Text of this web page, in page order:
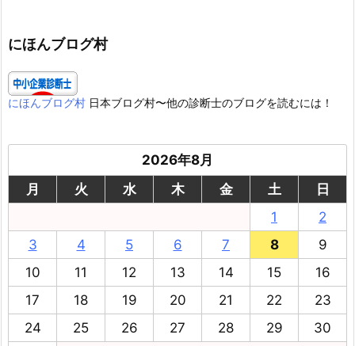
ー
にほんブログ村
にほんブログ村 日本ブログ村〜他の診断士のブログを読むには！
2026年8月
月
火 水 木 金 土
日
1
2
3
4 5 6 7 8
9
10
11 12 13 14 15
16
17
18 19 20 21 22
23
24
25 26 27 28 29
30